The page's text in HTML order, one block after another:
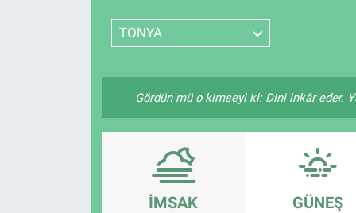
TONYA
Gördün mü o kimseyi ki: Dini inkâr eder.
İMSAK GÜNEŞ